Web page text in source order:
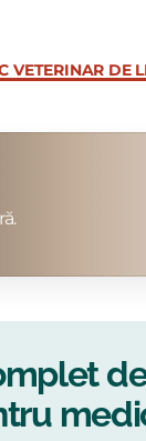
VETERINAR DE